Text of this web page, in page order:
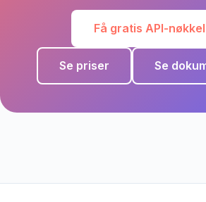
Få gratis API-
Se priser Se